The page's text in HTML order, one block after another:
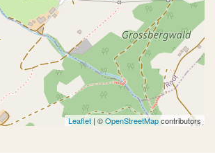
Leaflet | ©OpenStreetMapcontributors